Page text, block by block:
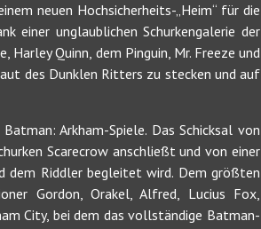
neuen Hochsicherheits-„Heim“ für die
einer unglaublichen Schurkengalerie der
Quinn, dem Pinguin, Mr. Freeze und
des Dunklen Ritters zu stecken und auf
Arkham-Spiele. Das Schicksal von
Scarecrow anschließt und von einer
dem Riddler begleitet wird. Dem größten
Gordon, Orakel, Alfred, Lucius Fox,
City, bei dem das vollständige Batman-